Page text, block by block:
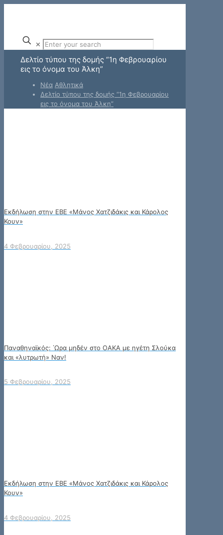
✕
Δελτίο τύπου της δομής “1η Φεβρουαρίου
εις το όνομα του Άλκη”
Νέα Αθλητικά
Δελτίο τύπου της δομής “1η Φεβρουαρίου
εις το όνομα του Άλκη”
Εκδήλωση στην ΕΒΕ «Μάνος Χατζιδάκις και Κάρολος
Κουν»
4 Φεβρουαρίου, 2025
Παναθηναϊκός: ΄Ωρα μηδέν στο ΟΑΚΑ με ηγέτη Σλούκα
και «λυτρωτή» Ναν!
5 Φεβρουαρίου, 2025
Εκδήλωση στην ΕΒΕ «Μάνος Χατζιδάκις και Κάρολος
Κουν»
4 Φεβρουαρίου, 2025